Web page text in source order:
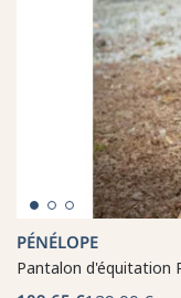
PÉNÉLOPE
Pantalon d'équitation